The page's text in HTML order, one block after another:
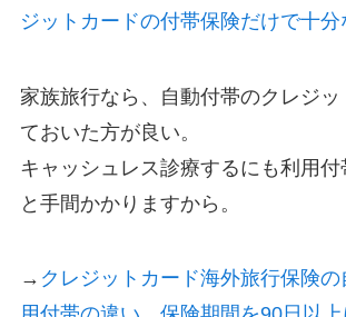
ジットカードの付帯保険だけで十分
家族旅行なら、自動付帯のクレジッ
ておいた方が良い。
キャッシュレス診療するにも利用
と手間かかりますから。
→ クレジットカード海外旅行保険の